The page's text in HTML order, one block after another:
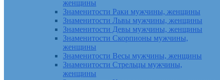
женщины
Знаменитости Раки мужчины, женщины
Знаменитости Львы мужчины, женщины
Знаменитости Девы мужчины, женщины
Знаменитости Скорпионы мужчины,
женщины
Знаменитости Весы мужчины, женщины
Знаменитости Стрельцы мужчины,
женщины